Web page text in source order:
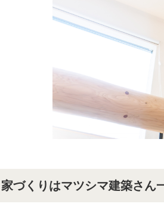
家づくりはマツシマ建築さん